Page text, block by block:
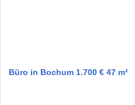
Büro in Bochum 1.700 € 47 m²